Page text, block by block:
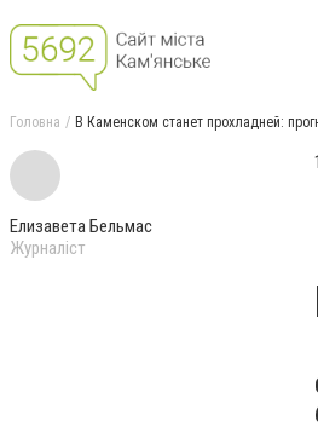
Головна В Каменском станет прохладней:
Елизавета Бельмас
Журналіст